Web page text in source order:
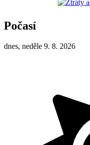
Počasí
dnes, neděle 9. 8. 2026